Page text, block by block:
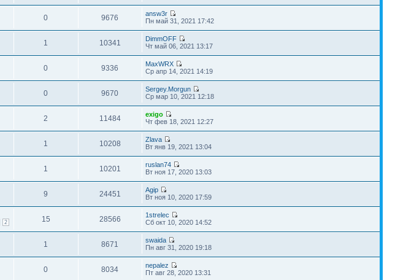
0 9676
answ3r
Пн май 31, 2021 17:42
1 10341
DimmOFF
Чт май 06, 2021 13:17
0 9336
MaxWRX
Ср апр 14, 2021 14:19
0 9670
Sergey.Morgun
Ср мар 10, 2021 12:18
2 11484
exigo
Чт фев 18, 2021 12:27
1 10208
Zlava
Вт янв 19, 2021 13:04
1 10201
ruslan74
Вт ноя 17, 2020 13:03
9 24451
Agip
Вт ноя 10, 2020 17:59
2 15 28566
1strelec
Сб окт 10, 2020 14:52
1 8671
swaida
Пн авг 31, 2020 19:18
0 8034
nepalez
Пт авг 28, 2020 13:31